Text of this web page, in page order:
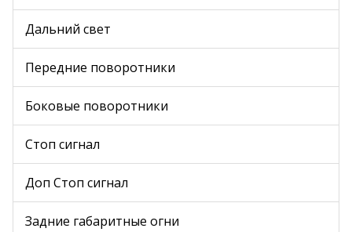
Дальний свет
Передние поворотники
Боковые поворотники
Стоп сигнал
Доп Стоп сигнал
Задние габаритные огни